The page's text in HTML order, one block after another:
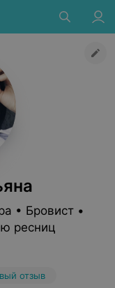
• Бровист •
ресниц
отзыв